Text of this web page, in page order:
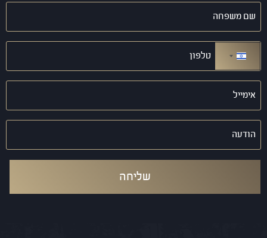
שם
משפחה
טלפון
(חובה)
ישראל +972
אימייל
(חובה)
הודעה